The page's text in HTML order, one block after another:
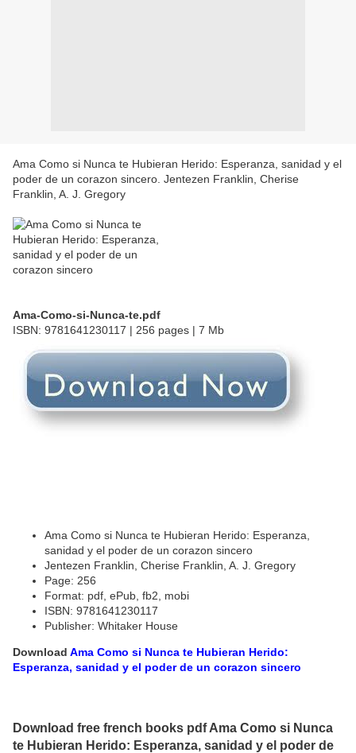
Ama Como si Nunca te Hubieran Herido: Esperanza, sanidad y el
poder de un corazon sincero. Jentezen Franklin, Cherise
Franklin, A. J. Gregory
Ama-Como-si-Nunca-te.pdf
ISBN: 9781641230117 | 256 pages | 7 Mb
Ama Como si Nunca te Hubieran Herido: Esperanza,
sanidad y el poder de un corazon sincero
Jentezen Franklin, Cherise Franklin, A. J. Gregory
Page: 256
Format: pdf, ePub, fb2, mobi
ISBN: 9781641230117
Publisher: Whitaker House
Download Ama Como si Nunca te Hubieran Herido:
Esperanza, sanidad y el poder de un corazon sincero
Download free french books pdf Ama Como si Nunca
te Hubieran Herido: Esperanza, sanidad y el poder de